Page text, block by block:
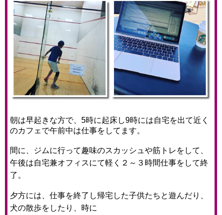
朝は早起きな方で、5時に起床し9時には自宅を出て近く
のカフェで午前中は仕事をしてます。
間に、ジムに行って趣味のスカッシュや筋トレをして、
午後は自宅兼オフィスにて軽く２～３時間仕事をして終
了。
夕方には、仕事を終了し帰宅した子供たちと遊んだり、
犬の散歩をしたり、時に